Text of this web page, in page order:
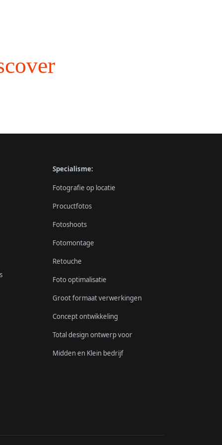
Specialisme:
Fotografie op locatie
Procuctfotos
Fotoshoots
Fotomontage
Retouche
Foto optimalisatie
Groot formaat verwerkingen
Concept ontwikkeling
Total design ontwerp voor
Midden en Klein bedrijf